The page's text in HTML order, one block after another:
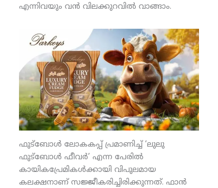
എന്നിവയും വന്‍ വിലക്കുറവില്‍ വാങ്ങാം.
ഫുട്‌ബോള്‍ ലോകകപ്പ് പ്രമാണിച്ച് ‘ലുലു
ഫുട്‌ബോള്‍ ഫീവര്‍’ എന്ന പേരില്‍
കായികപ്രേമികള്‍ക്കായി വിപുലമായ
കലക്ഷനാണ് സജ്ജീകരിച്ചിരിക്കുന്നത്. ഫാന്‍